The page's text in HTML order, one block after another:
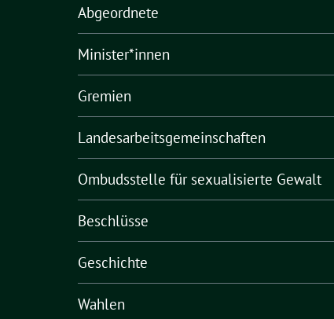
Abgeordnete
Minister*innen
Gremien
Landesarbeitsgemeinschaften
Ombudsstelle für sexualisierte Gewalt
Beschlüsse
Geschichte
Wahlen